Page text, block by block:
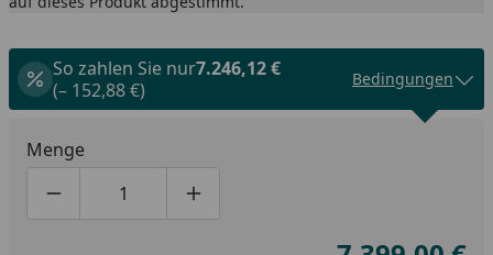
So zahlen Sie nur7.246,12 €
(– 152,88 €)
Bedingungen
Menge
Produktmenge um eins verringern
Produktmenge manuell eingeben
Produktmenge um eins erhöhen